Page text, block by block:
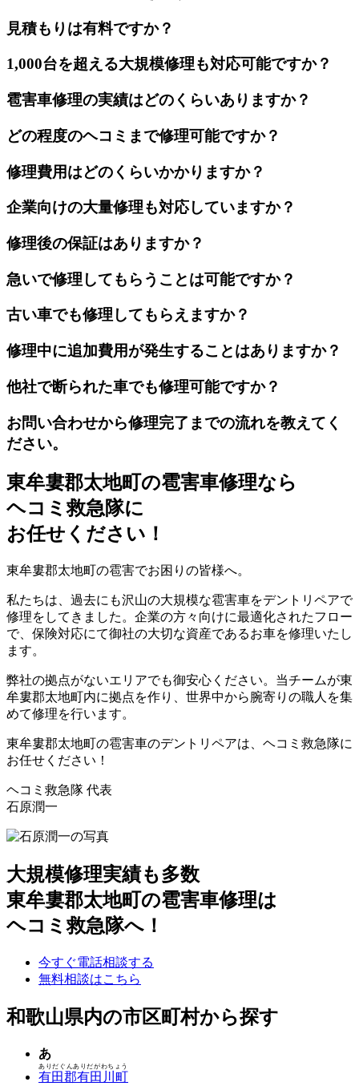
見積もりは有料ですか？
1,000台を超える大規模修理も対応可能ですか？
雹害車修理の実績はどのくらいありますか？
どの程度のヘコミまで修理可能ですか？
修理費用はどのくらいかかりますか？
企業向けの大量修理も対応していますか？
修理後の保証はありますか？
急いで修理してもらうことは可能ですか？
古い車でも修理してもらえますか？
修理中に追加費用が発生することはありますか？
他社で断られた車でも修理可能ですか？
お問い合わせから修理完了までの流れを教えてく
ださい。
東牟婁郡太地町の雹害車修理なら
ヘコミ救急隊に
お任せください！
東牟婁郡太地町の雹害でお困りの皆様へ。
私たちは、過去にも沢山の大規模な雹害車をデントリペアで
修理をしてきました。企業の方々向けに最適化されたフロー
で、保険対応にて御社の大切な資産であるお車を修理いたし
ます。
弊社の拠点がないエリアでも御安心ください。当チームが東
牟婁郡太地町内に拠点を作り、世界中から腕寄りの職人を集
めて修理を行います。
東牟婁郡太地町の雹害車のデントリペアは、ヘコミ救急隊に
お任せください！
ヘコミ救急隊 代表
石原潤一
大規模修理実績も多数
東牟婁郡太地町の雹害車修理は
ヘコミ救急隊へ！
今すぐ電話相談する
無料相談はこちら
和歌山県内の市区町村から探す
あ
有田郡有田川町
ありだぐんありだがわちょう